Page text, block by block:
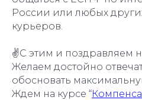
России или любых
курьеров.
✌️С этим и поздравляем
Желаем достойно
обосновать
Ждем на курсе “